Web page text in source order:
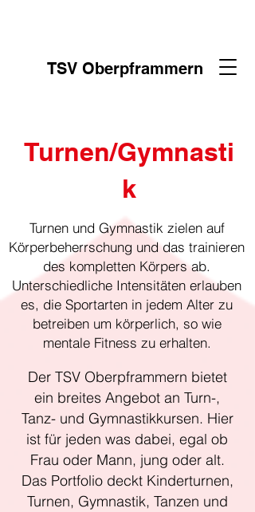
TSV Oberpframmern
Turnen/Gymnasti
k
Turnen und Gymnastik zielen auf
Körperbeherrschung und das trainieren
des kompletten Körpers ab.
Unterschiedliche Intensitäten erlauben
es, die Sportarten in jedem Alter zu
betreiben um körperlich, so wie
mentale Fitness zu erhalten.
Der TSV Oberpframmern bietet
ein breites Angebot an Turn-,
Tanz- und Gymnastikkursen. Hier
ist für jeden was dabei, egal ob
Frau oder Mann, jung oder alt.
Das Portfolio deckt Kinderturnen,
Turnen, Gymnastik, Tanzen und